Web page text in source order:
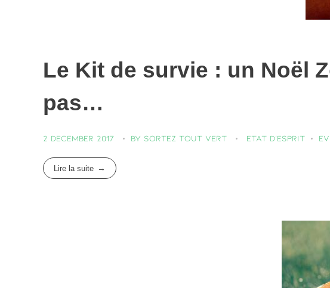
Le Kit de survie : un Noël
pas…
2 December 2017 by Sortez Tout Vert Etat d’esprit
Lire la suite